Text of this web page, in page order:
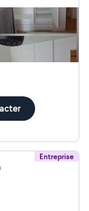
Entreprise